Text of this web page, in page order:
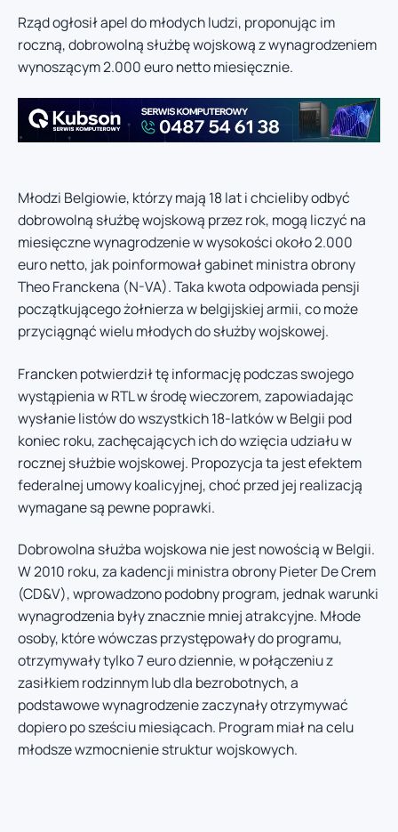
Rząd ogłosił apel do młodych ludzi, proponując im
roczną, dobrowolną służbę wojskową z wynagrodzeniem
wynoszącym 2.000 euro netto miesięcznie.
Młodzi Belgiowie, którzy mają 18 lat i chcieliby odbyć
dobrowolną służbę wojskową przez rok, mogą liczyć na
miesięczne wynagrodzenie w wysokości około 2.000
euro netto, jak poinformował gabinet ministra obrony
Theo Franckena (N-VA). Taka kwota odpowiada pensji
początkującego żołnierza w belgijskiej armii, co może
przyciągnąć wielu młodych do służby wojskowej.
Francken potwierdził tę informację podczas swojego
wystąpienia w RTL w środę wieczorem, zapowiadając
wysłanie listów do wszystkich 18-latków w Belgii pod
koniec roku, zachęcających ich do wzięcia udziału w
rocznej służbie wojskowej. Propozycja ta jest efektem
federalnej umowy koalicyjnej, choć przed jej realizacją
wymagane są pewne poprawki.
Dobrowolna służba wojskowa nie jest nowością w Belgii.
W 2010 roku, za kadencji ministra obrony Pieter De Crem
(CD&V), wprowadzono podobny program, jednak warunki
wynagrodzenia były znacznie mniej atrakcyjne. Młode
osoby, które wówczas przystępowały do programu,
otrzymywały tylko 7 euro dziennie, w połączeniu z
zasiłkiem rodzinnym lub dla bezrobotnych, a
podstawowe wynagrodzenie zaczynały otrzymywać
dopiero po sześciu miesiącach. Program miał na celu
młodsze wzmocnienie struktur wojskowych.